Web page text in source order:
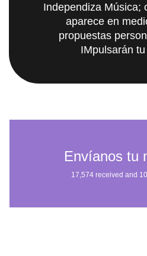
Independiza Música;
aparece en
propuestas
IMpulsarán